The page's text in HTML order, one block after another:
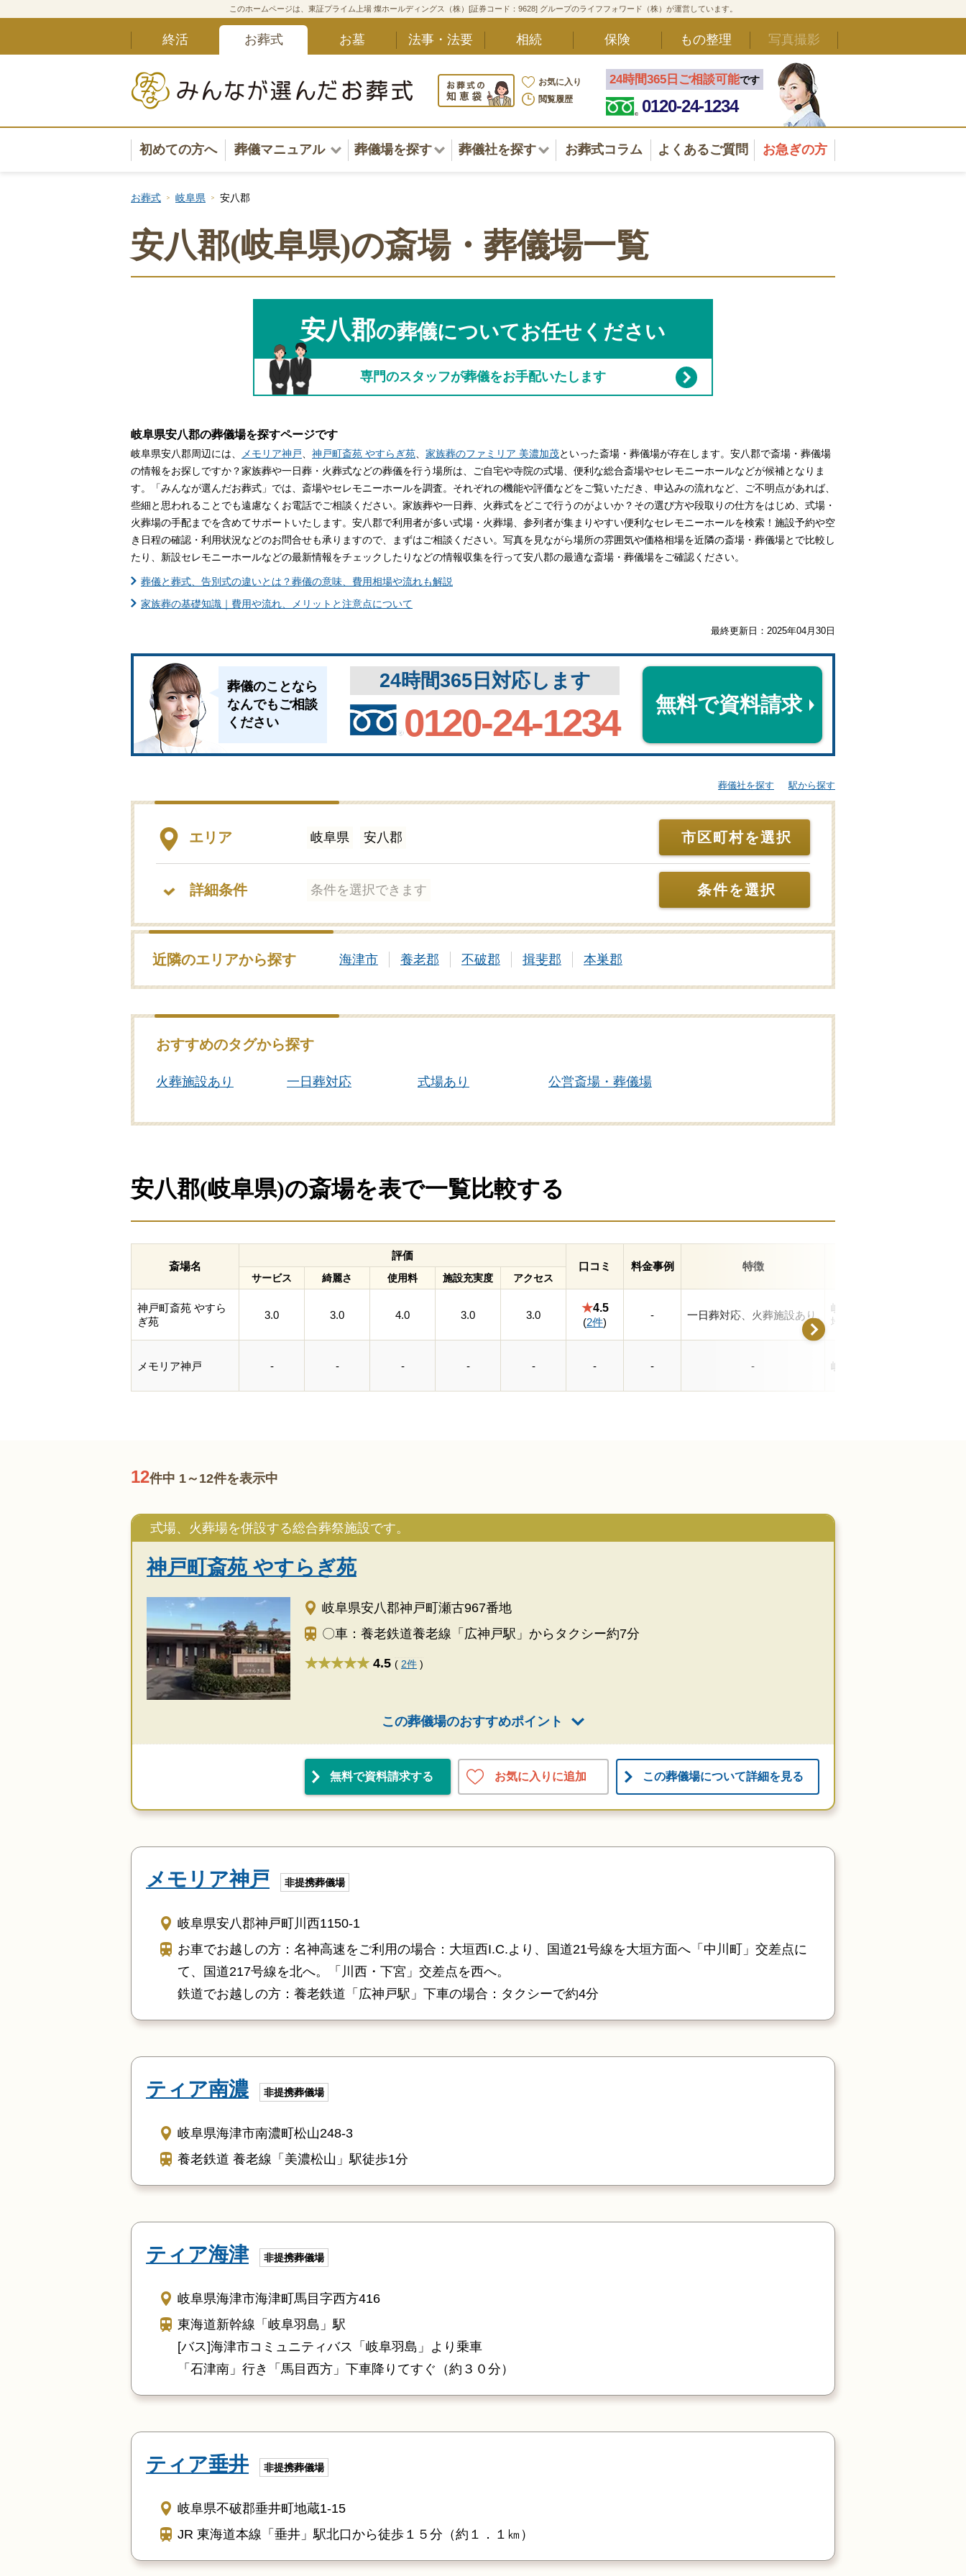
このホームページは、東証プライム上場 燦ホールディングス（株）[証券コード：9628] グループのライフフォワード（株）が運営しています。
終活 お葬式 お墓 法事・法要 相続 保険 もの整理 写真撮影
お気に入り
閲覧履歴
24時間365日ご相談可能です
0120-24-1234
初めての方へ 葬儀マニュアル
葬儀マニュアル一覧
葬儀安心サポート
葬儀の準備〜葬儀後まで
葬儀の選び方
家族葬とは
葬儀費用の平均相場
葬儀場を探す
東北・甲信越・北陸
関東
中部・東海
関西
中国・四国
葬儀社を探す
東北・甲信越・北陸
関東
中部・東海
関西
中国・四国
お葬式コラム よくあるご質問 お急ぎの方
お葬式 岐阜県 安八郡
安八郡(岐阜県)の斎場・葬儀場一覧
安八郡の葬儀についてお任せください
専門のスタッフが葬儀をお手配いたします
岐阜県安八郡の葬儀場を探すページです
岐阜県安八郡周辺には、 メモリア神戸 神戸町斎苑 やすらぎ苑 家族葬のファミリア 美濃加茂といった斎場・葬儀場が存在します。安八郡で斎場・葬儀場
の情報をお探しですか？家族葬や一日葬・火葬式などの葬儀を行う場所は、ご自宅や寺院の式場、便利な総合斎場やセレモニーホールなどが候補となりま
す。「みんなが選んだお葬式」では、斎場やセレモニーホールを調査。それぞれの機能や評価などをご覧いただき、申込みの流れなど、ご不明点があれば、
些細と思われることでも遠慮なくお電話でご相談ください。家族葬や一日葬、火葬式をどこで行うのがよいか？その選び方や段取りの仕方をはじめ、式場・
火葬場の手配までを含めてサポートいたします。安八郡で利用者が多い式場・火葬場、参列者が集まりやすい便利なセレモニーホールを検索！施設予約や空
き日程の確認・利用状況などのお問合せも承りますので、まずはご相談ください。写真を見ながら場所の雰囲気や価格相場を近隣の斎場・葬儀場とで比較し
たり、新設セレモニーホールなどの最新情報をチェックしたりなどの情報収集を行って安八郡の最適な斎場・葬儀場をご確認ください。
葬儀と葬式、告別式の違いとは？葬儀の意味、費用相場や流れも解説
家族葬の基礎知識｜費用や流れ、メリットと注意点について
最終更新日： 2025年04月30日
葬儀のことなら
なんでもご相談
ください
24時間365日対応します
0120-24-1234 無料で資料請求
葬儀社を探す 駅から探す
エリア 岐阜県 安八郡 市区町村を選択
詳細条件 条件を選択できます 条件を選択
近隣のエリアから探す 海津市 養老郡 不破郡 揖斐郡 本巣郡
おすすめのタグから探す
火葬施設あり 一日葬対応 式場あり 公営斎場・葬儀場
安八郡(岐阜県)の斎場を表で一覧比較する
斎場名
評価
口コミ
料金事例 特徴
サービス 綺麗さ 使用料 施設充実度 アクセス
神戸町斎苑 やすら
ぎ苑
3.0 3.0 4.0 3.0 3.0
★4.5
(2件)
- 一日葬対応、火葬施設あり、式場あり、公営斎場・葬儀
岐阜県安八郡神戸町瀬古
地
メモリア神戸 - - - - - - - - 岐阜県安八郡神戸町川西
12件中 1～12件を表示中
式場、火葬場を併設する総合葬祭施設です。
神戸町斎苑 やすらぎ苑
岐阜県安八郡神戸町瀬古967番地
〇車：養老鉄道養老線「広神戸駅」からタクシー約7分
★★★★★ 4.5 ( 2件 )
この葬儀場のおすすめポイント
無料で資料請求する お気に入りに追加 この葬儀場について詳細を見る
メモリア神戸 非提携葬儀場
岐阜県安八郡神戸町川西1150-1
お車でお越しの方：名神高速をご利用の場合：大垣西I.C.より、国道21号線を大垣方面へ「中川町」交差点に
て、国道217号線を北へ。「川西・下宮」交差点を西へ。
鉄道でお越しの方：養老鉄道「広神戸駅」下車の場合：タクシーで約4分
ティア南濃 非提携葬儀場
岐阜県海津市南濃町松山248-3
養老鉄道 養老線「美濃松山」駅徒歩1分
ティア海津 非提携葬儀場
岐阜県海津市海津町馬目字西方416
東海道新幹線「岐阜羽島」駅
[バス]海津市コミュニティバス「岐阜羽島」より乗車
「石津南」行き「馬目西方」下車降りてすぐ（約３０分）
ティア垂井 非提携葬儀場
岐阜県不破郡垂井町地蔵1-15
JR 東海道本線「垂井」駅北口から徒歩１５分（約１．１㎞）